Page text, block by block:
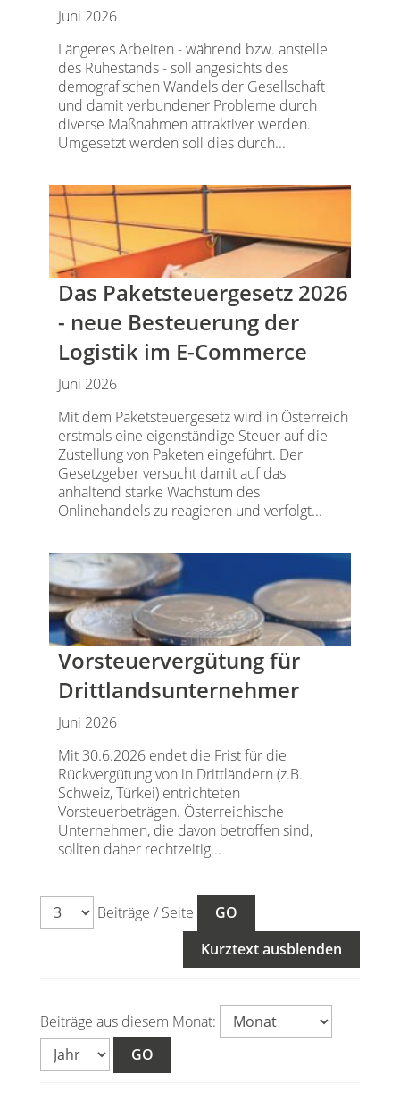
Juni 2026
Längeres Arbeiten - während bzw. anstelle
des Ruhestands - soll angesichts des
demografischen Wandels der Gesellschaft
und damit verbundener Probleme durch
diverse Maßnahmen attraktiver werden.
Umgesetzt werden soll dies durch...
Das Paketsteuergesetz 2026
- neue Besteuerung der
Logistik im E-Commerce
Juni 2026
Mit dem Paketsteuergesetz wird in Österreich
erstmals eine eigenständige Steuer auf die
Zustellung von Paketen eingeführt. Der
Gesetzgeber versucht damit auf das
anhaltend starke Wachstum des
Onlinehandels zu reagieren und verfolgt...
Vorsteuervergütung für
Drittlandsunternehmer
Juni 2026
Mit 30.6.2026 endet die Frist für die
Rückvergütung von in Drittländern (z.B.
Schweiz, Türkei) entrichteten
Vorsteuerbeträgen. Österreichische
Unternehmen, die davon betroffen sind,
sollten daher rechtzeitig...
Beiträge / Seite
Kurztext ausblenden
Beiträge aus diesem Monat: